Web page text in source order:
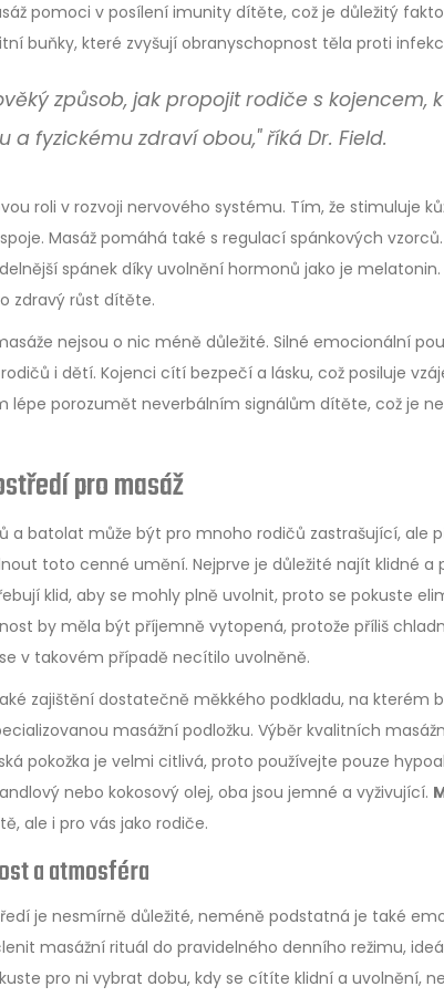
pomoci v posílení imunity dítěte, což je důležitý
buňky, které zvyšují obranyschopnost těla proti
způsob, jak propojit rodiče s kojencem,
a fyzickému zdraví obou," říká Dr. Field.
roli v rozvoji nervového systému. Tím, že stimuluje
Masáž pomáhá také s regulací spánkových
spánek díky uvolnění hormonů jako je
zdravý růst dítěte.
nejsou o nic méně důležité. Silné emocionální
i dětí. Kojenci cítí bezpečí a lásku, což posiluje
lépe porozumět neverbálním signálům dítěte, což je
pro masáž
a batolat může být pro mnoho rodičů zastrašující, ale
toto cenné umění. Nejprve je důležité najít klidné
klid, aby se mohly plně uvolnit, proto se pokuste
by měla být příjemně vytopená, protože příliš
v takovém případě necítilo uvolněně.
zajištění dostatečně měkkého podkladu, na kterém
masážní podložku. Výběr kvalitních
pokožka je velmi citlivá, proto používejte pouze
nebo kokosový olej, oba jsou jemné a vyživující.
ale i pro vás jako rodiče.
a atmosféra
je nesmírně důležité, neméně podstatná je také
masážní rituál do pravidelného denního režimu,
pro ni vybrat dobu, kdy se cítíte klidní a uvolnění,